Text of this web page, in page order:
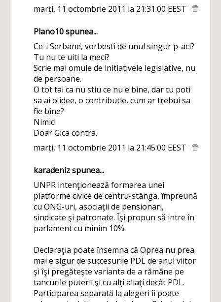
marți, 11 octombrie 2011 la 21:31:00 EEST
Plano10spunea...
Ce-i Serbane, vorbesti de unul singur p-aci?
Tu nu te uiti la meci?
Scrie mai omule de initiativele legislative, nu
de persoane.
O tot tai ca nu stiu ce nu e bine, dar tu poti
sa ai o idee, o contributie, cum ar trebui sa
fie bine?
Nimic!
Doar Gica contra.
marți, 11 octombrie 2011 la 21:45:00 EEST
karadenizspunea...
UNPR intenţionează formarea unei
platforme civice de centru-stânga, împreună
cu ONG-uri, asociaţii de pensionari,
sindicate şi patronate. Îşi propun să intre în
parlament cu minim 10%.
Declaraţia poate însemna că Oprea nu prea
mai e sigur de succesurile PDL de anul viitor
şi îşi pregăteşte varianta de a rămâne pe
tancurile puterii şi cu alţi aliaţi decât PDL.
Participarea separată la alegeri îi poate